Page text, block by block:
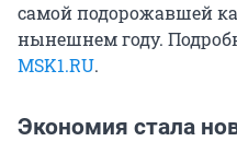
самой подорожавшей
нынешнем году.
MSK1.RU.
Экономия стала